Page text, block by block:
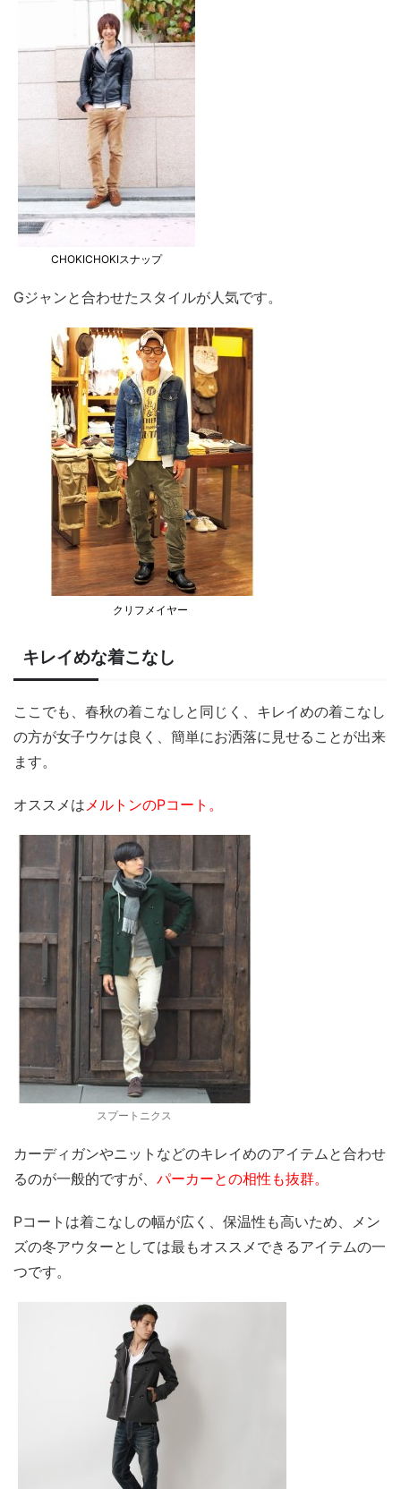
CHOKICHOKIスナップ
Gジャンと合わせたスタイルが人気です。
クリフメイヤー
キレイめな着こなし
ここでも、春秋の着こなしと同じく、キレイめの着こなし
の方が女子ウケは良く、簡単にお洒落に見せることが出来
ます。
オススメはメルトンのPコート。
スプートニクス
カーディガンやニットなどのキレイめのアイテムと合わせ
るのが一般的ですが、 パーカーとの相性も抜群。
Pコートは着こなしの幅が広く、保温性も高いため、メン
ズの冬アウターとしては最もオススメできるアイテムの一
つです。